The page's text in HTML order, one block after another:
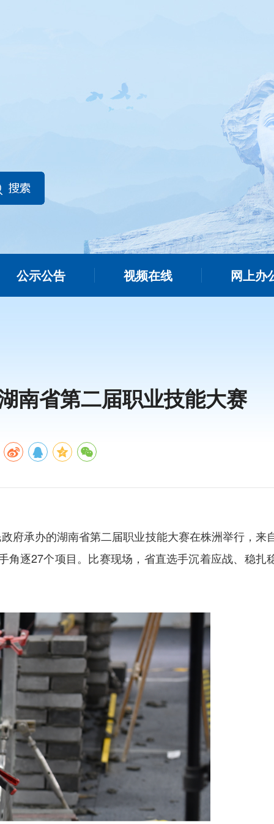
公示公告 视频在线 网上办
南省第二届职业技能大赛
府承办的湖南省第二届职业技能大赛在株洲举行，来
角逐27个项目。 比赛现场，省直选手沉着应战、 稳扎